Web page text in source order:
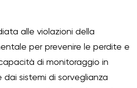
alle violazioni della
per prevenire le perdite e
di monitoraggio in
sistemi di sorveglianza